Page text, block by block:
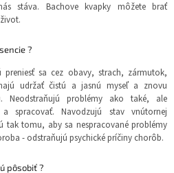
stáva. Bachove kvapky môžete brať
?
preniesť sa cez obavy, strach, zármutok,
udržať čistú a jasnú myseľ a znovu
Neodstraňujú problémy ako také, ale
spracovať. Navodzujú stav vnútornej
tak tomu, aby sa nespracované problémy
- odstraňujú psychické príčiny chorôb.
pôsobiť ?